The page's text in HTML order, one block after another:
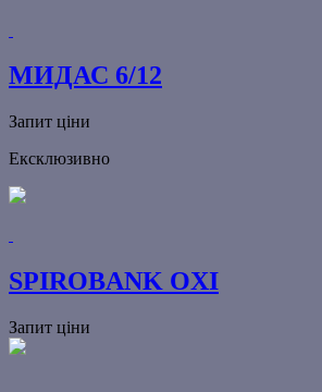
МИДАС 6/12
Запит ціни
Ексклюзивно
SPIROBANK OXI
Запит ціни